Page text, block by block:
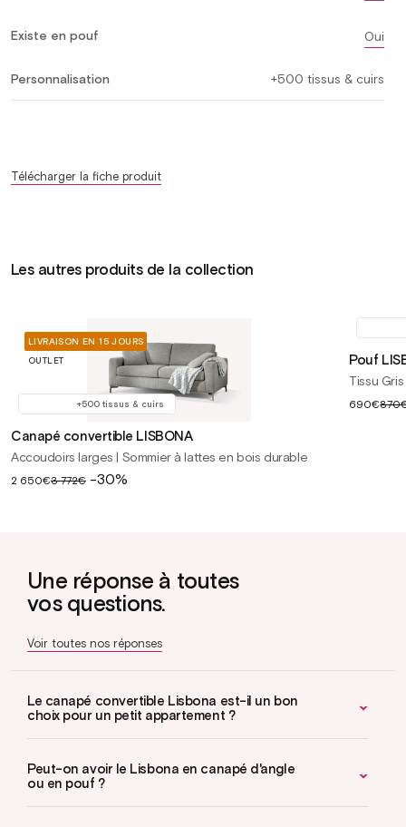
Existe en pouf Oui
Personnalisation +500 tissus & cuirs
Télécharger la fiche produit
Les autres produits de la collection
+500 tissus & cuirs
LIVRAISON EN 15 JOURS
OUTLET
Canapé convertible LISBONA
Accoudoirs larges | Sommier à lattes en bois durable
Prix
2 650€3 772€ -30%
Pouf
Tissu Gris
Prix
690€
Une réponse à toutes
vos questions.
Voir toutes nos réponses
Le canapé convertible Lisbona est-il un bon
choix pour un petit appartement ?
Peut-on avoir le Lisbona en canapé d'angle
ou en pouf ?